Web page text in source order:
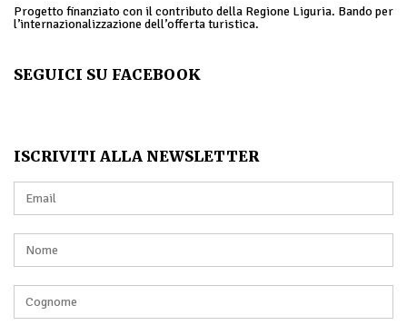
Progetto finanziato con il contributo della Regione Liguria. Bando per
l’internazionalizzazione dell’offerta turistica.
SEGUICI SU FACEBOOK
ISCRIVITI ALLA NEWSLETTER